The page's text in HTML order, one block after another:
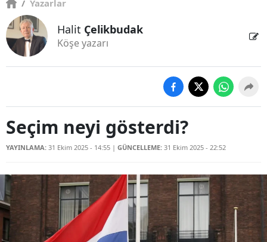
/ Yazarlar
Halit Çelikbudak
Köşe yazarı
Seçim neyi gösterdi?
YAYINLAMA: 31 Ekim 2025 - 14:55 | GÜNCELLEME: 31 Ekim 2025 - 22:52